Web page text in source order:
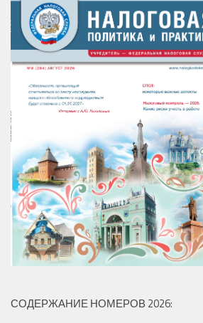
СОДЕРЖАНИЕ НОМЕРОВ 2026: